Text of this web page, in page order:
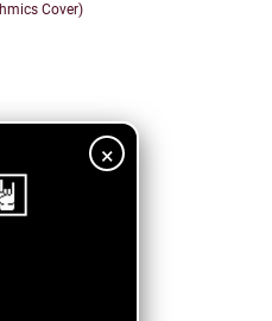
×
Cover)
COLLEC...
That Bottle